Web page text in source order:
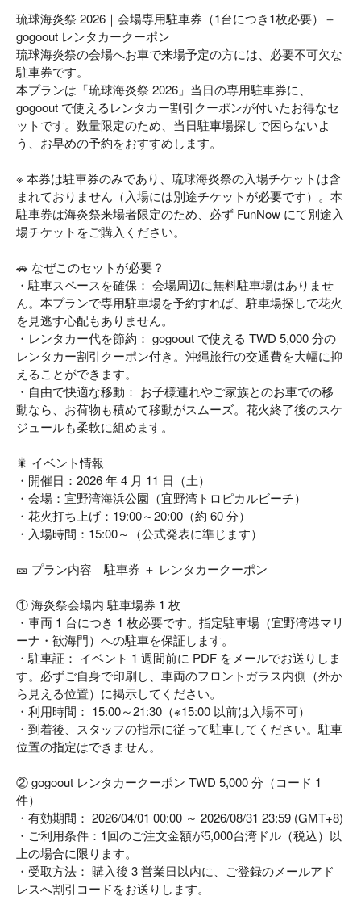
琉球海炎祭 2026｜会場専用駐車券（1台につき1枚必要）＋
gogoout レンタカークーポン
琉球海炎祭の会場へお車で来場予定の方には、必要不可欠な
駐車券です。
本プランは「琉球海炎祭 2026」当日の専用駐車券に、
gogoout で使えるレンタカー割引クーポンが付いたお得なセ
ットです。数量限定のため、当日駐車場探しで困らないよ
う、お早めの予約をおすすめします。
※ 本券は駐車券のみであり、琉球海炎祭の入場チケットは含
まれておりません（入場には別途チケットが必要です）。本
駐車券は海炎祭来場者限定のため、必ず FunNow にて別途入
場チケットをご購入ください。
🚗 なぜこのセットが必要？
・駐車スペースを確保： 会場周辺に無料駐車場はありませ
ん。本プランで専用駐車場を予約すれば、駐車場探しで花火
を見逃す心配もありません。
・レンタカー代を節約： gogoout で使える TWD 5,000 分の
レンタカー割引クーポン付き。沖縄旅行の交通費を大幅に抑
えることができます。
・自由で快適な移動： お子様連れやご家族とのお車での移
動なら、お荷物も積めて移動がスムーズ。花火終了後のスケ
ジュールも柔軟に組めます。
🎇 イベント情報
・開催日：2026 年 4 月 11 日（土）
・会場：宜野湾海浜公園（宜野湾トロピカルビーチ）
・花火打ち上げ：19:00～20:00（約 60 分）
・入場時間：15:00～（公式発表に準じます）
🎫 プラン内容｜駐車券 ＋ レンタカークーポン
① 海炎祭会場内 駐車場券 1 枚
・車両 1 台につき 1 枚必要です。指定駐車場（宜野湾港マリ
ーナ・歓海門）への駐車を保証します。
・駐車証： イベント 1 週間前に PDF をメールでお送りしま
す。必ずご自身で印刷し、車両のフロントガラス内側（外か
ら見える位置）に掲示してください。
・利用時間： 15:00～21:30（※15:00 以前は入場不可）
・到着後、スタッフの指示に従って駐車してください。駐車
位置の指定はできません。
② gogoout レンタカークーポン TWD 5,000 分（コード 1
件）
・有効期間： 2026/04/01 00:00 ～ 2026/08/31 23:59 (GMT+8)
・ご利用条件：1回のご注文金額が5,000台湾ドル（税込）以
上の場合に限ります。
・受取方法： 購入後 3 営業日以内に、ご登録のメールアド
レスへ割引コードをお送りします。